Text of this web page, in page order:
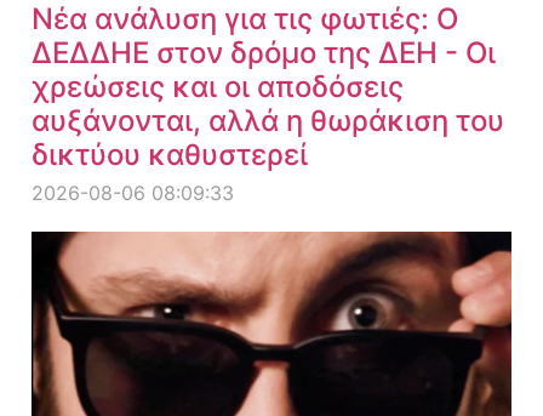
Νέα ανάλυση για τις φωτιές: Ο
ΔΕΔΔΗΕ στον δρόμο της ΔΕΗ - Οι
χρεώσεις και οι αποδόσεις
αυξάνονται, αλλά η θωράκιση του
δικτύου καθυστερεί
2026-08-06 08:09:33